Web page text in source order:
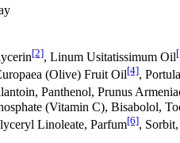
[2], Linum Usitatissimum Oil
(Olive) Fruit Oil[4],
Panthenol, Prunus
(Vitamin C), Bisabolol,
Linoleate, Parfum[6],